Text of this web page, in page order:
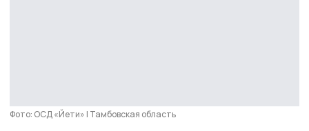
Фото: ОСД «Йети» | Тамбовская область